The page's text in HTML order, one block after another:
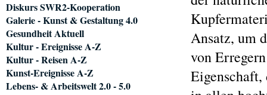
Ansatz, um
von
Diskurs SWR2-Kooperation
Galerie - Kunst & Gestaltung 4.0
Gesundheit Aktuell
Kultur - Ereignisse A-Z
Kultur - Reisen A-Z
Kunst-Ereignisse A-Z
Lebens- & Arbeitswelt 2.0 - 5.0